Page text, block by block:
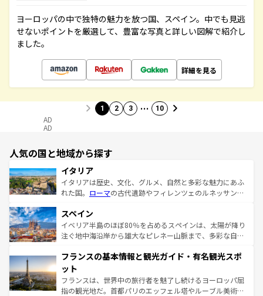
ヨーロッパの中で独特の魅力を放つ国、スペイン。中でも見逃
せないポイントを厳選して、豊富な写真と詳しい図解で紹介し
ました。
詳細を見る
1 2 3 … 10
AD
AD
人気の国と地域から探す
イタリア
イタリアは歴史、文化、グルメ、自然と多彩な魅力にあふ
れた国。 ローマの古代遺跡やフィレンツェのルネッサンス
ろん、トスカーナの美しい田園風景やアマルフィ海岸の絶
景など、自然景観も見逃せない。観光の合間には、本場の
ピザやパスタなど、絶品のイタリア料理を堪能することも
ませてくれるイタリアで、忘れられない旅をしてみよう！
なお、新着のイタリア情報は
しい。
スペイン
イベリア半島のほぼ80％を占めるスペインは、太陽が降り
注ぐ地中海沿岸から雄大なピレネー山脈まで、多彩な自然
文化が根付くこの国では、情熱的なフラメンコ、熱気あふ
れる闘牛、そして美味しいタパスが生活の一部となってい
る。首都マドリードの洗練された雰囲気や、バルセロナの
アートに溢れた街角から、地方では古代ローマ遺跡や中世
フランスの基本情報と観光ガイド・有名観光スポ
ット
フランスは、世界中の旅行者を魅了し続けるヨーロッパ屈
指の観光地だ。首都パリのエッフェル塔やルーブル美術館